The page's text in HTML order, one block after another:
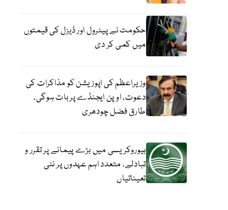
حکومت نے پیٹرول اور ڈیزل کی قیمتوں
میں کمی کر دی
وزیراعظم کی اپوزیشن کو مذاکرات کی
دعوت، اوپن ایجنڈے پر بات ہوگی،
طارق فضل چودھری
بیوروکریسی میں بڑے پیمانے پر تقرر و
تبادلے، متعدد اہم عہدوں پر نئی
تعیناتیاں